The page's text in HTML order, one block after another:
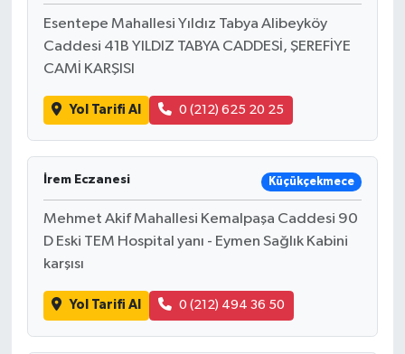
Esentepe Mahallesi Yıldız Tabya Alibeyköy
Caddesi 41B YILDIZ TABYA CADDESİ, ŞEREFİYE
CAMİ KARŞISI
Yol Tarifi Al 0 (212) 625 20 25
İrem Eczanesi Küçükçekmece
Mehmet Akif Mahallesi Kemalpaşa Caddesi 90
D Eski TEM Hospital yanı - Eymen Sağlık Kabini
karşısı
Yol Tarifi Al 0 (212) 494 36 50